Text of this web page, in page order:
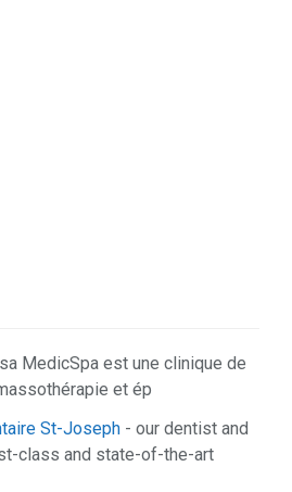
MedicSpa est une clinique de
et ép
St-Joseph - our dentist and
class and state-of-the-art